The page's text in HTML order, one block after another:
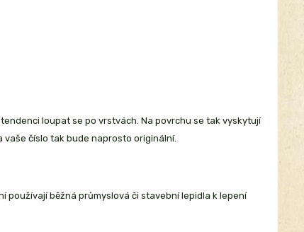
loupat se po vrstvách. Na povrchu se tak vyskytují
číslo tak bude naprosto originální.
používají běžná průmyslová či stavební lepidla k lepení